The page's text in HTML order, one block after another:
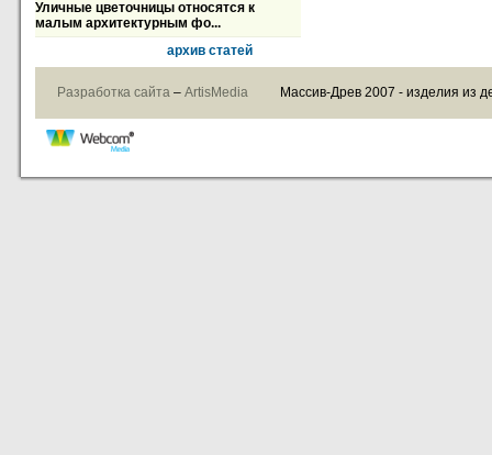
Уличные цветочницы относятся к
малым архитектурным фо...
архив статей
Разработка сайта – ArtisMedia Массив-Древ 2007 - изделия из